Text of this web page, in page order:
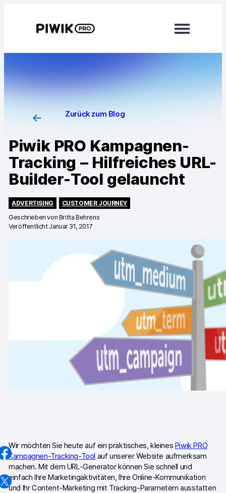
Analytics
Consent Manager
Mehr erfahren
Changelog
Datenschutz & Sicherheit
Analytics für Web & Mobile
Analytics für Produktteams
Tag Management
Datenaktivierung
Datenschutz Compliance
GA4-Wissensbank
Wechsel von Matomo
Zurück zum Blog
Piwik PRO Kampagnen-
Tracking – Hilfreiches URL-
Builder-Tool gelauncht
ADVERTISING
CUSTOMER JOURNEY
Geschrieben von Britta Behrens
Veröffentlicht Januar 31, 2017
Wir möchten Sie heute auf ein praktisches, kleines Piwik PRO
Kampagnen-Tracking-Tool auf unserer Website aufmerksam
machen. Mit dem URL-Generator können Sie schnell und
einfach Ihre Marketingaktivitäten, Ihre Online-Kommunikation
und Ihr Content-Marketing mit Tracking-Parametern ausstatten